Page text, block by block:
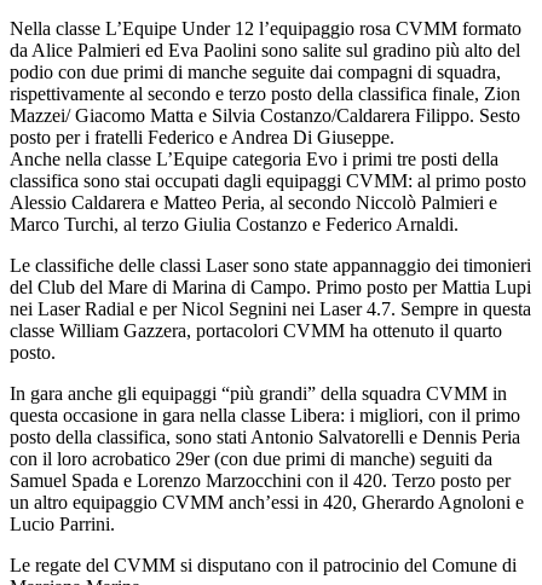
Nella classe L’Equipe Under 12 l’equipaggio rosa CVMM formato
da Alice Palmieri ed Eva Paolini sono salite sul gradino più alto del
podio con due primi di manche seguite dai compagni di squadra,
rispettivamente al secondo e terzo posto della classifica finale, Zion
Mazzei/ Giacomo Matta e Silvia Costanzo/Caldarera Filippo. Sesto
posto per i fratelli Federico e Andrea Di Giuseppe.
Anche nella classe L’Equipe categoria Evo i primi tre posti della
classifica sono stai occupati dagli equipaggi CVMM: al primo posto
Alessio Caldarera e Matteo Peria, al secondo Niccolò Palmieri e
Marco Turchi, al terzo Giulia Costanzo e Federico Arnaldi.
Le classifiche delle classi Laser sono state appannaggio dei timonieri
del Club del Mare di Marina di Campo. Primo posto per Mattia Lupi
nei Laser Radial e per Nicol Segnini nei Laser 4.7. Sempre in questa
classe William Gazzera, portacolori CVMM ha ottenuto il quarto
posto.
In gara anche gli equipaggi “più grandi” della squadra CVMM in
questa occasione in gara nella classe Libera: i migliori, con il primo
posto della classifica, sono stati Antonio Salvatorelli e Dennis Peria
con il loro acrobatico 29er (con due primi di manche) seguiti da
Samuel Spada e Lorenzo Marzocchini con il 420. Terzo posto per
un altro equipaggio CVMM anch’essi in 420, Gherardo Agnoloni e
Lucio Parrini.
Le regate del CVMM si disputano con il patrocinio del Comune di